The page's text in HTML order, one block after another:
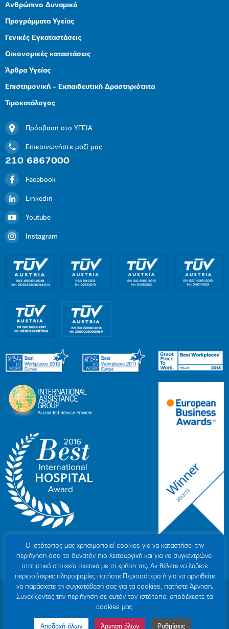
Ανθρώπινο Δυναμικό
Προγράμματα Υγείας
Γενικές Εγκαταστάσεις
Οικονομικές καταστάσεις
Άρθρα Υγείας
Επιστημονική – Εκπαιδευτική Δραστηριότητα
Τιμοκατάλογος
Πρόσβαση στο ΥΓΕΙΑ
Επικοινωνήστε μαζί μας
210 6867000
Facebook
Linkedin
Youtube
Instagram
© 2007-2026 ΥΓΕΙΑ Μ.Α.Ε |
ΓΕΜΗ: 000279901000
Όροι Χρήσης
| Πολιτική Προστασίας Προσωπικών Δεδομένων
Δήλωση Απορρήτου
Ο ιστότοπoς μας χρησιμοποιεί cookies για να καταστήσει την
περιήγηση όσο το δυνατόν πιο λειτουργική και για να συγκεντρώνει
στατιστικά στοιχεία σχετικά με τη χρήση της. Αν θέλετε να λάβετε
περισσότερες πληροφορίες πατήστε Περισσότερα ή για να αρνηθείτε
να παράσχετε τη συγκατάθεσή σας για τα cookies, πατήστε Άρνηση.
Συνεχίζοντας την περιήγηση σε αυτόν τον ιστότοπο, αποδέχεστε τα
cookies μας.
Αποδοχή όλων Άρνηση όλων Ρυθμίσεις